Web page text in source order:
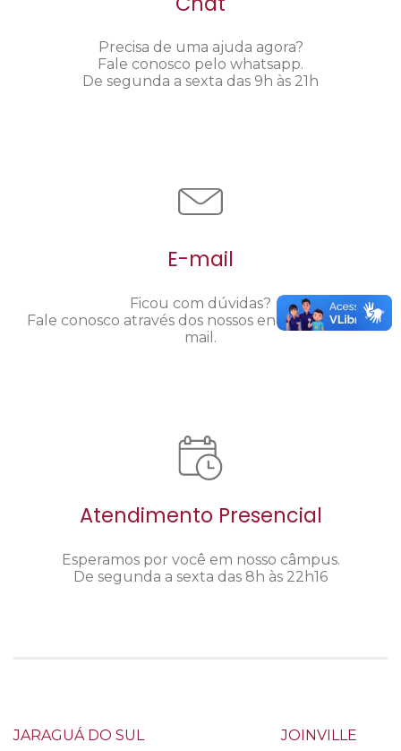
Precisa de uma ajuda agora?
Fale conosco pelo whatsapp.
De segunda a sexta das 9h às 21h
E-mail
Ficou com dúvidas?
Fale conosco através dos nossos endereços de e-
mail.
Atendimento Presencial
Esperamos por você em nosso câmpus.
De segunda a sexta das 8h às 22h16
JARAGUÁ DO SUL JOINVILLE